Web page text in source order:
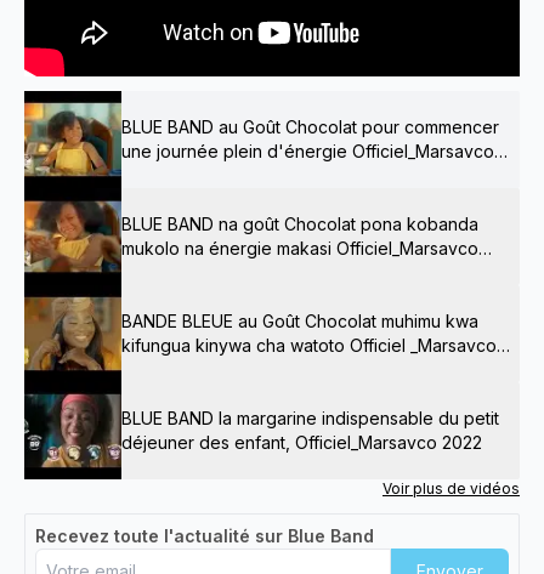
BLUE BAND au Goût Chocolat pour commencer
une journée plein d'énergie Officiel_Marsavco
BLUE BAND na goût Chocolat pona kobanda
mukolo na énergie makasi Officiel_Marsavco
BANDE BLEUE au Goût Chocolat muhimu kwa
kifungua kinywa cha watoto Officiel _Marsavco
BLUE BAND la margarine indispensable du petit
déjeuner des enfant, Officiel_Marsavco 2022
Voir plus de vidéos
Recevez toute l'actualité sur Blue Band